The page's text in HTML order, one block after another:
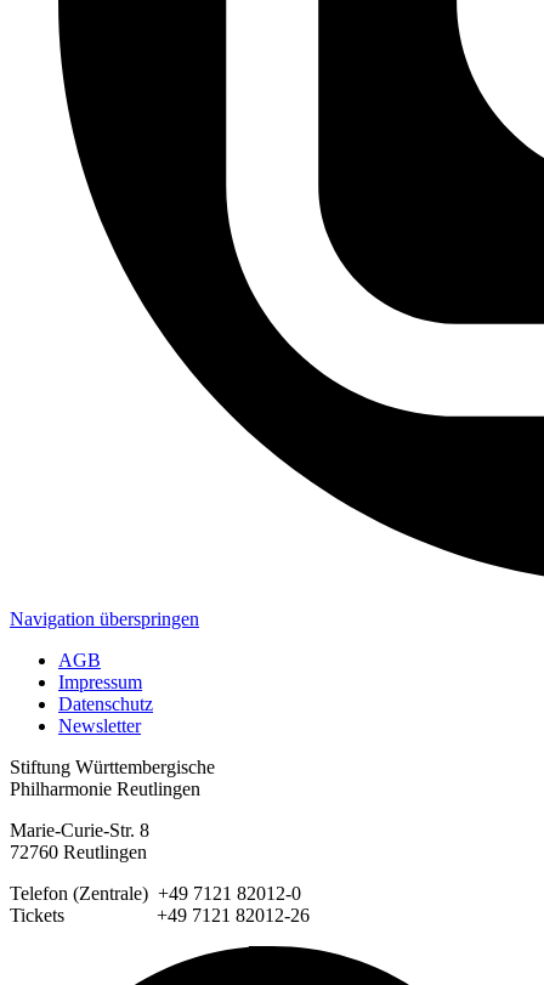
Navigation überspringen
AGB
Impressum
Datenschutz
Newsletter
Stiftung Württembergische
Philharmonie Reutlingen
Marie-Curie-Str. 8
72760 Reutlingen
Telefon (Zentrale) +49 7121 82012-0
Tickets +49 7121 82012-26